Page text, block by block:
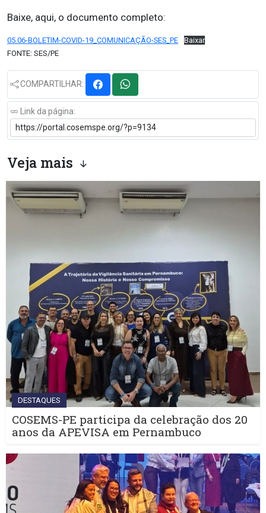
Baixe, aqui, o documento completo:
05.06-BOLETIM-COVID-19_COMUNICAÇÃO-SES_PE
Baixar
FONTE: SES/PE
COMPARTILHAR:
Link da página:
Veja mais
DESTAQUES
COSEMS-PE participa da celebração dos 20
anos da APEVISA em Pernambuco